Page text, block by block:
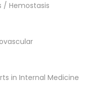
/ Hemostasis
in Internal Medicine